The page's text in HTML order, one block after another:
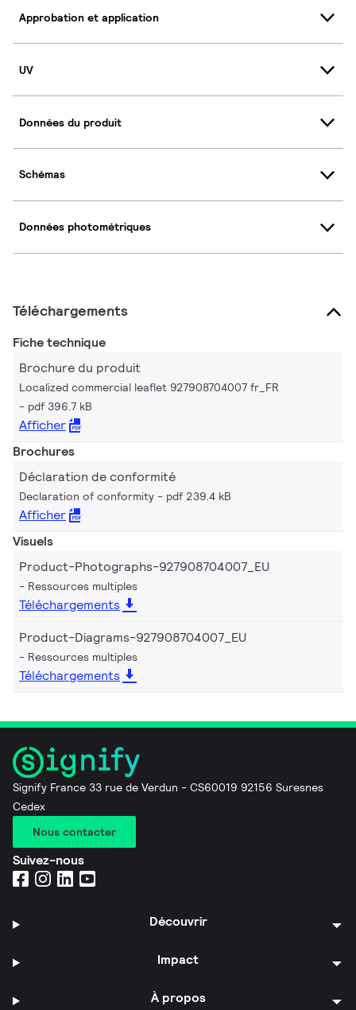
Approbation et application
UV
Données du produit
Schémas
Données photométriques
Téléchargements
Fiche technique
Brochure du produit
Localized commercial leaflet 927908704007 fr_FR
pdf 396.7 kB
Afficher
Brochures
Déclaration de conformité
Declaration of conformity pdf 239.4 kB
Afficher
Visuels
Product-Photographs-927908704007_EU
Ressources multiples
Téléchargements
Product-Diagrams-927908704007_EU
Ressources multiples
Téléchargements
Signify France 33 rue de Verdun - CS60019 92156 Suresnes
Cedex
Nous contacter
Suivez-nous
Découvrir
Impact
À propos